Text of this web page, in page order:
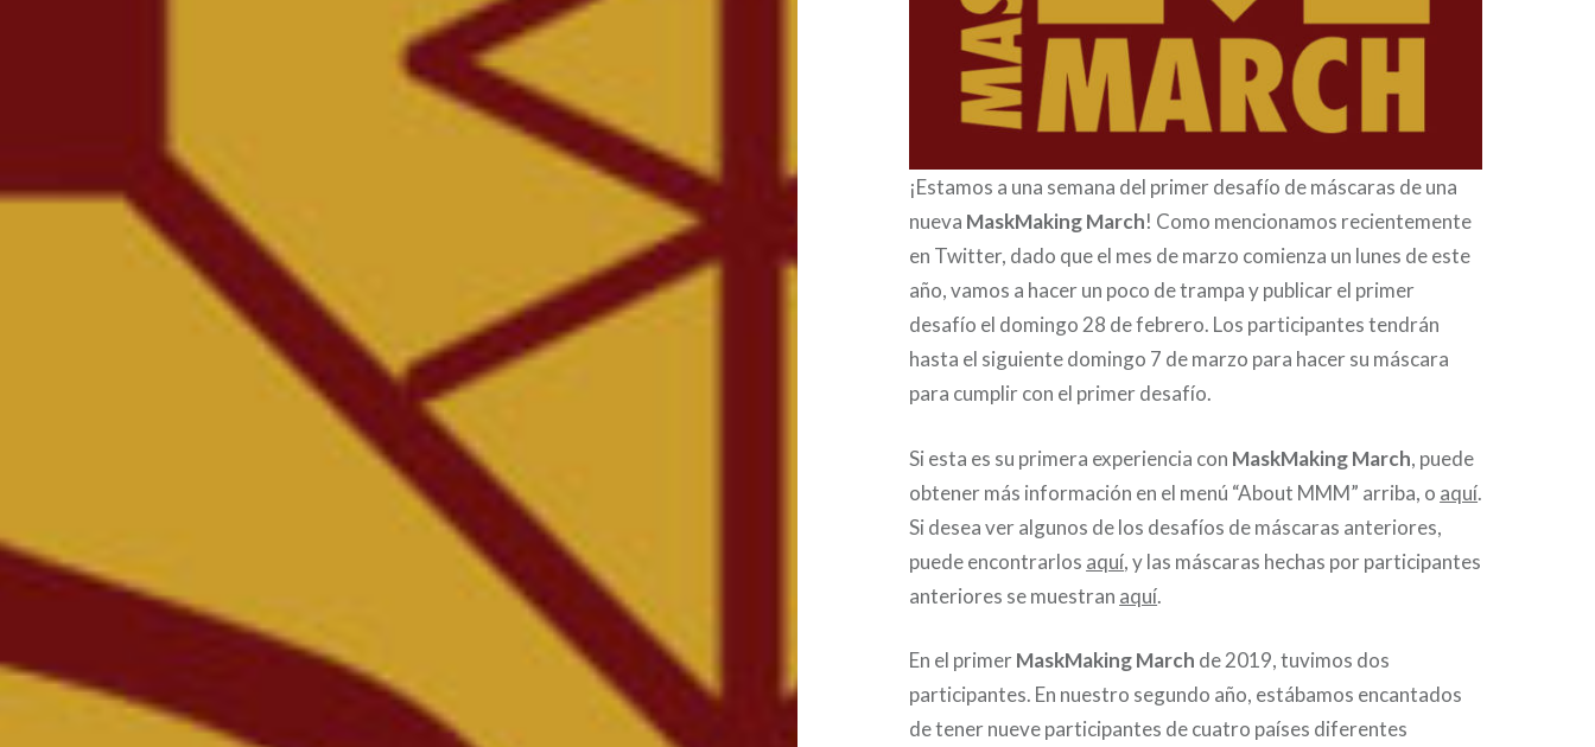
¡Estamos a una semana del primer desafío de máscaras de una
nueva MaskMaking March! Como mencionamos recientemente
en Twitter, dado que el mes de marzo comienza un lunes de este
año, vamos a hacer un poco de trampa y publicar el primer
desafío el domingo 28 de febrero. Los participantes tendrán
hasta el siguiente domingo 7 de marzo para hacer su máscara
para cumplir con el primer desafío.
Si esta es su primera experiencia con MaskMaking March, puede
obtener más información en el menú “About MMM” arriba, o aquí.
Si desea ver algunos de los desafíos de máscaras anteriores,
puede encontrarlos aquí, y las máscaras hechas por participantes
anteriores se muestran aquí.
En el primerMaskMaking March de 2019, tuvimos dos
participantes. En nuestro segundo año, estábamos encantados
de tener nueve participantes de cuatro países diferentes